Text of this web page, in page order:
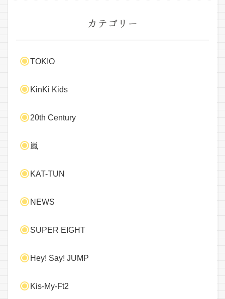
カテゴリー
TOKIO
KinKi Kids
20th Century
嵐
KAT-TUN
NEWS
SUPER EIGHT
Hey! Say! JUMP
Kis-My-Ft2